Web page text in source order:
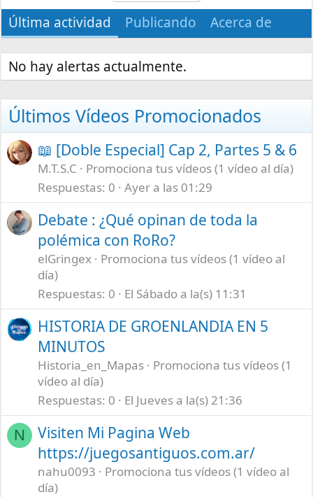
Última actividad Publicando Acerca de
No hay alertas actualmente.
Últimos Vídeos Promocionados
📖 [Doble Especial] Cap 2, Partes 5 & 6
M.T.S.C
Promociona tus vídeos (1 vídeo al día)
Respuestas 0 Ayer a las 01:29
Debate : ¿Qué opinan de toda la
polémica con RoRo?
elGringex
Promociona tus vídeos (1 vídeo al
día)
Respuestas 0 El Sábado a la(s) 11:31
HISTORIA DE GROENLANDIA EN 5
MINUTOS
Historia_en_Mapas
Promociona tus vídeos (1
vídeo al día)
Respuestas 0 El Jueves a la(s) 21:36
N
Visiten Mi Pagina Web
https://juegosantiguos.com.ar/
nahu0093
Promociona tus vídeos (1 vídeo al
día)